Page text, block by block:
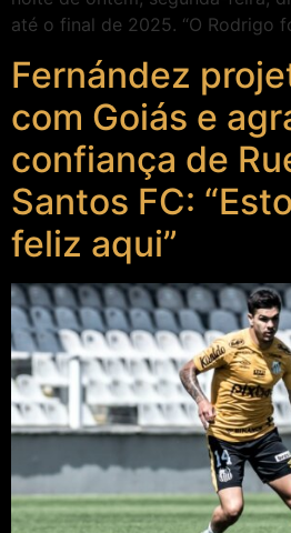
até o final de 2025. “O Rodrigo
Fernández
com Goiás e
confiança de
Santos FC:
feliz aqui”